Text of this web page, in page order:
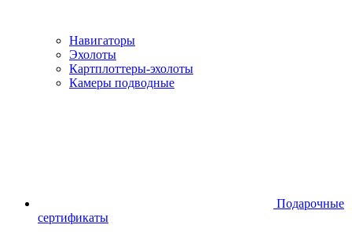
Навигаторы
Эхолоты
Картплоттеры-эхолоты
Камеры подводные
Подарочные
сертификаты